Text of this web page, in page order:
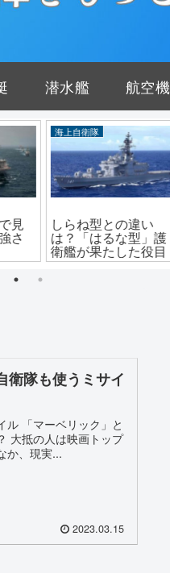
潜水艦 航空機
ドローン
パクリ？アメリカの
LUCAS自爆ドローン
の正体と性能
衛隊も使うミサイ
ル 「マーベリック」と
大抵の人は映画トップ
か、現実...
2023.03.15